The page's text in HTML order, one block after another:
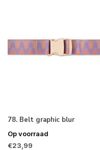
78. Belt graphic blur
Op voorraad
€23,99